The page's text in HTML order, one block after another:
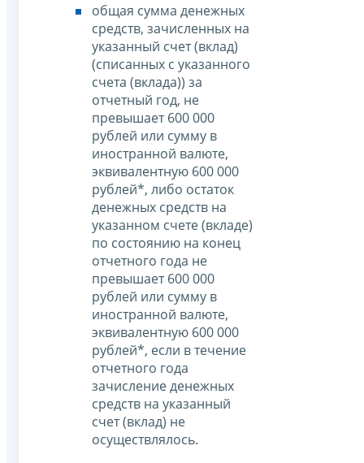
общая сумма денежных
средств, зачисленных на
указанный счет (вклад)
(списанных с указанного
счета (вклада)) за
отчетный год, не
превышает 600 000
рублей или сумму в
иностранной валюте,
эквивалентную 600 000
рублей*, либо остаток
денежных средств на
указанном счете (вкладе)
по состоянию на конец
отчетного года не
превышает 600 000
рублей или сумму в
иностранной валюте,
эквивалентную 600 000
рублей*, если в течение
отчетного года
зачисление денежных
средств на указанный
счет (вклад) не
осуществлялось.